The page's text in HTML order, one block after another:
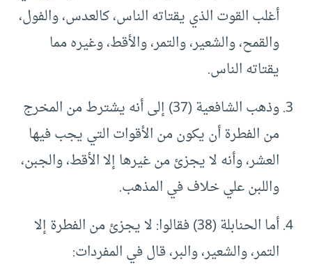
أغلب القوت الذي يقتاته الناس، كالعدس، والفول،
والقمح، والشعير، والتمر، والأقط، وغيره مما
يقتاته الناس.
وذهب الشافعية (37) إلى أنه يشترط من المخرج
من الفطرة أن يكون من الأقوات التي يجب فيها
العشر، وأنه لا يجزئ من غيرها إلا الأقط، والجبن،
واللبن علي خلاف في المذهب.
أما الحنابلة (38) فقالوا: لا يجزئ من الفطرة إلا
التمر، والشعير، والبر، قال في المفردات: